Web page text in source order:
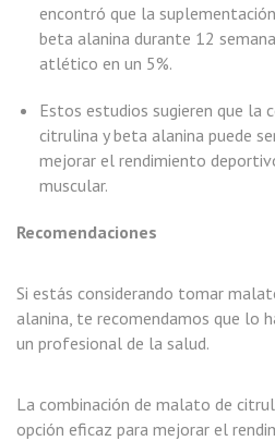
encontró que la
beta alanina durante 12
atlético en un 5%.
Estos estudios sugieren que la
citrulina y beta alanina puede
mejorar el rendimiento
muscular.
Recomendaciones
Si estás considerando tomar
alanina, te recomendamos que lo
un profesional de la salud.
La combinación de malato de
opción eficaz para mejorar el